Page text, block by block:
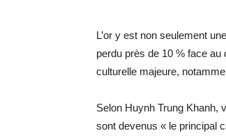
L’or y est non seulement
perdu près de 10 % face
culturelle majeure,
Selon Huynh Trung Khanh,
sont devenus « le principal